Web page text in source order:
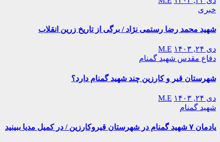
خبری
شهید محمد رضا رستمی نژاد / برگی از تاریخ زرین انقلاب
دی ۲۴, ۱۴۰۳
M.E
دفاع مقدس شهید گمنام
شهرستان قیر و کارزین چند شهید گمنام دارد؟
دی ۲۴, ۱۴۰۳
M.E
شهید گمنام
یادمان ۷ شهید گمنام در شهرستان قیروکارزین / در کمیل مدیا ببینید